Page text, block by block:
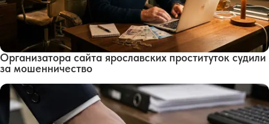
Организатора сайта ярославских проституток судили
за мошенничество